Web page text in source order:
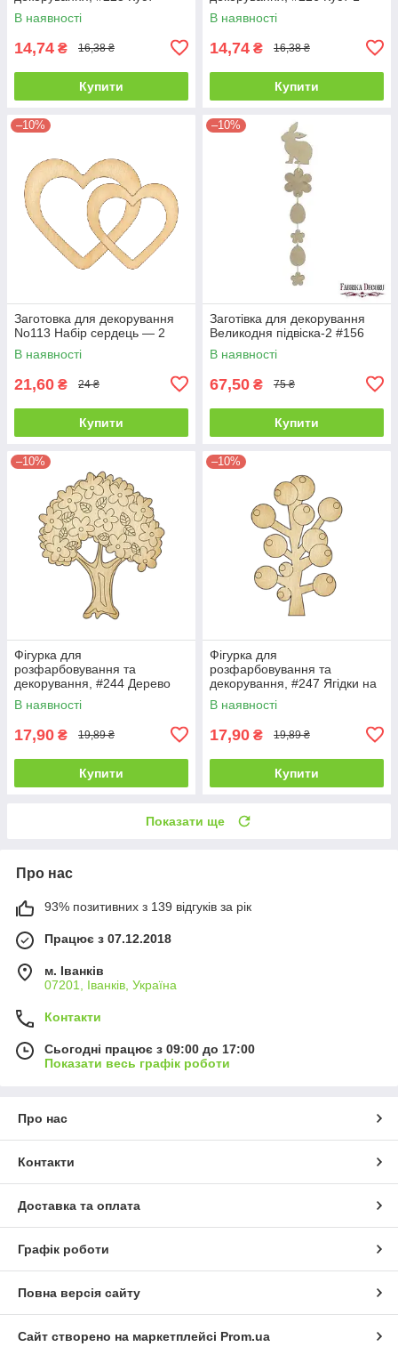
В наявності
14,74 ₴ 16,38 ₴
Купити
В наявності
14,74 ₴ 16,38 ₴
Купити
–10%
Заготовка для декорування
No113 Набір сердець — 2
В наявності
21,60 ₴ 24 ₴
Купити
–10%
Заготівка для декорування
Великодня підвіска-2 #156
В наявності
67,50 ₴ 75 ₴
Купити
–10%
Фігурка для
розфарбовування та
декорування, #244 Дерево
В наявності
17,90 ₴ 19,89 ₴
Купити
–10%
Фігурка для
розфарбовування та
декорування, #247 Ягідки на
гілці — 1
В наявності
17,90 ₴ 19,89 ₴
Купити
Показати ще
Про нас
93% позитивних з 139 відгуків за рік
Працює з 07.12.2018
м. Іванків
07201, Іванків, Україна
Контакти
Сьогодні працює з 09:00 до 17:00
Показати весь графік роботи
Про нас
Контакти
Доставка та оплата
Графік роботи
Повна версія сайту
Сайт створено на маркетплейсі Prom.ua